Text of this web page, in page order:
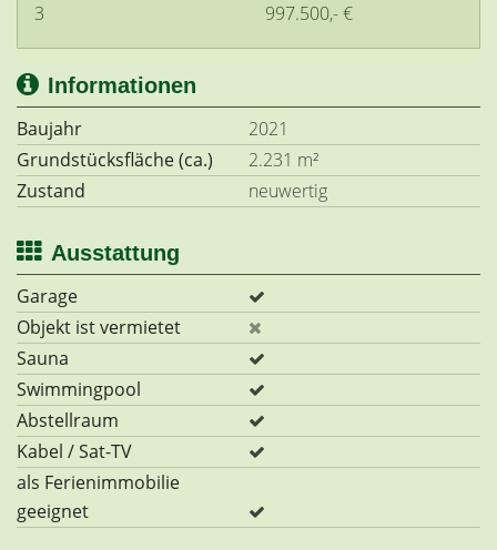
3
997.500,- €
Informationen
Baujahr
2021
Grundstücksfläche (ca.)
2.231 m²
Zustand
neuwertig
Ausstattung
Garage
Objekt ist vermietet
Sauna
Swimmingpool
Abstellraum
Kabel / Sat-TV
als Ferienimmobilie
geeignet